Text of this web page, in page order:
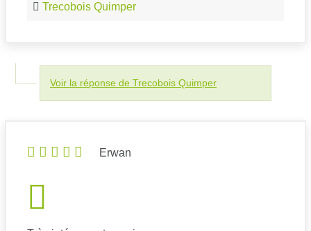
Trecobois Quimper
Voir la réponse de Trecobois Quimper
Erwan